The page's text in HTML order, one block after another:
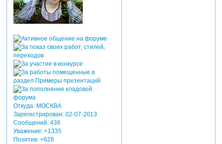
Откуда:МОСКВА
Зарегистрирован: 02-07-2013
Сообщений:436
Уважение: +1335
Позитив: +628